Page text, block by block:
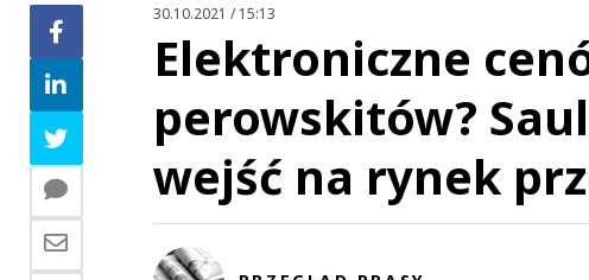
30.10.2021 / 15:13
Elektroniczne
perowskitów?
wejść na rynek